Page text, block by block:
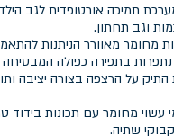
תמיכה אורטופדית לגב
וגב תחתון.
מחומר מאוורר הניתנות
בתפירה כפולה המבטיחה
על הרצפה בצורה יציבה
הקדמי עשוי מחומר עם תכונות